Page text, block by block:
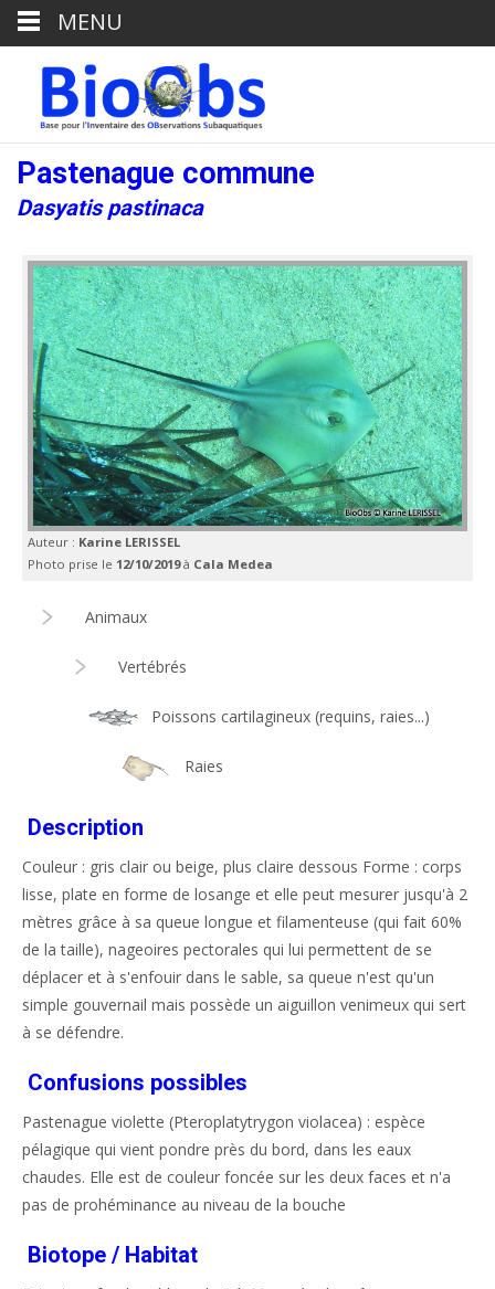
Pastenague commune
Dasyatis pastinaca
Auteur : Karine LERISSEL
Photo prise le 12/10/2019à Cala Medea
Animaux
Vertébrés
Poissons cartilagineux (requins, raies...)
Raies
Description
Couleur : gris clair ou beige, plus claire dessous Forme : corps
lisse, plate en forme de losange et elle peut mesurer jusqu'à 2
mètres grâce à sa queue longue et filamenteuse (qui fait 60%
de la taille), nageoires pectorales qui lui permettent de se
déplacer et à s'enfouir dans le sable, sa queue n'est qu'un
simple gouvernail mais possède un aiguillon venimeux qui sert
à se défendre.
Confusions possibles
Pastenague violette (Pteroplatytrygon violacea) : espèce
pélagique qui vient pondre près du bord, dans les eaux
chaudes. Elle est de couleur foncée sur les deux faces et n'a
pas de prohéminance au niveau de la bouche
Biotope / Habitat
MENU